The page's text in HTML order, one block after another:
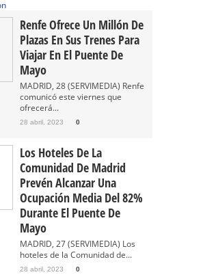
Renfe Ofrece Un Millón De
Plazas En Sus Trenes Para
Viajar En El Puente De
Mayo
MADRID, 28 (SERVIMEDIA) Renfe
comunicó este viernes que
ofrecerá...
28 abril, 2023 0
Los Hoteles De La
Comunidad De Madrid
Prevén Alcanzar Una
Ocupación Media Del 82%
Durante El Puente De
Mayo
MADRID, 27 (SERVIMEDIA) Los
hoteles de la Comunidad de...
28 abril, 2023 0